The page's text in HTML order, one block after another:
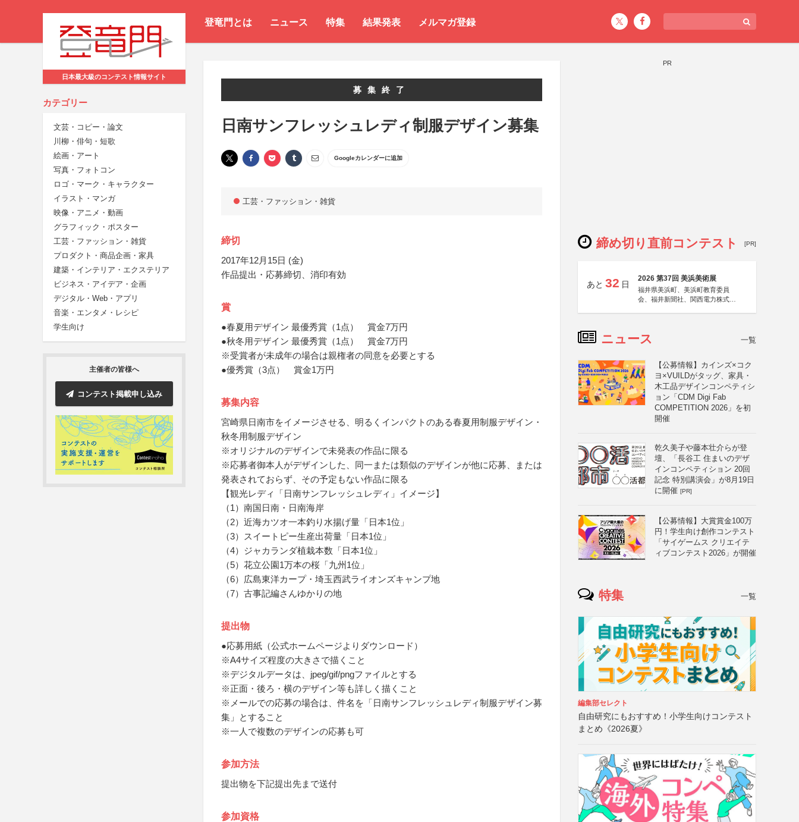
登竜門とは ニュース 特集 結果発表 メルマガ登録
日本最大級のコンテスト情報サイト
カテゴリー
文芸・コピー・論文
川柳・俳句・短歌
絵画・アート
写真・フォトコン
ロゴ・マーク・キャラクター
イラスト・マンガ
映像・アニメ・動画
グラフィック・ポスター
工芸・ファッション・雑貨
プロダクト・商品企画・家具
建築・インテリア・エクステリア
ビジネス・アイデア・企画
デジタル・Web・アプリ
音楽・エンタメ・レシピ
学生向け
主催者の皆様へ
コンテスト掲載申し込み
募集終了
日南サンフレッシュレディ制服デザイン募集
Googleカレンダーに追加
工芸・ファッション・雑貨
締切
2017年12月15日 (金)
作品提出・応募締切、消印有効
賞
●春夏用デザイン 最優秀賞（1点） 賞金7万円
●秋冬用デザイン 最優秀賞（1点） 賞金7万円
※受賞者が未成年の場合は親権者の同意を必要とする
●優秀賞（3点） 賞金1万円
募集内容
宮崎県日南市をイメージさせる、明るくインパクトのある春夏用制服デザイン・
秋冬用制服デザイン
※オリジナルのデザインで未発表の作品に限る
※応募者御本人がデザインした、同一または類似のデザインが他に応募、または
発表されておらず、その予定もない作品に限る
【観光レディ「日南サンフレッシュレディ」イメージ】
（1）南国日南・日南海岸
（2）近海カツオ一本釣り水揚げ量「日本1位」
（3）スイートピー生産出荷量「日本1位」
（4）ジャカランダ植栽本数「日本1位」
（5）花立公園1万本の桜「九州1位」
（6）広島東洋カープ・埼玉西武ライオンズキャンプ地
（7）古事記編さんゆかりの地
提出物
●応募用紙（公式ホームページよりダウンロード）
※A4サイズ程度の大きさで描くこと
※デジタルデータは、jpeg/gif/pngファイルとする
※正面・後ろ・横のデザイン等も詳しく描くこと
※メールでの応募の場合は、件名を「日南サンフレッシュレディ制服デザイン募
集」とすること
※一人で複数のデザインの応募も可
参加方法
提出物を下記提出先まで送付
参加資格
PR
締め切り直前コンテスト [PR]
あと 32 日
2026 第37回 美浜美術展
福井県美浜町、美浜町教育委員
会、福井新聞社、関西電力株式会
ニュース 一覧
【公募情報】カインズ×コク
ヨ×VUILDがタッグ、家具・
木工品デザインコンペティシ
ョン「CDM Digi Fab
COMPETITION 2026」を初
開催
乾久美子や藤本壮介らが登
壇、「長谷工 住まいのデザ
インコンペティション 20回
記念 特別講演会」が8月19日
に開催 [PR]
【公募情報】大賞賞金100万
円！学生向け創作コンテスト
「サイゲームス クリエイテ
ィブコンテスト2026」が開催
特集 一覧
編集部セレクト
自由研究にもおすすめ！小学生向けコンテスト
まとめ《2026夏》